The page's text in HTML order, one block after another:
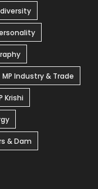
MP Industry & Trade
Krishi
& Dam